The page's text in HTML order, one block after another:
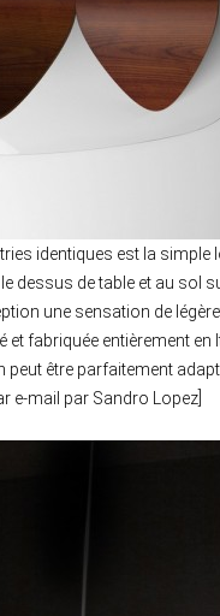
identiques est la
dessus de table et au sol
une sensation de
et fabriquée entièrement
être parfaitement
e-mail par Sandro Lopez]